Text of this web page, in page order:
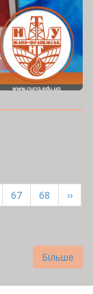
Page
67 Page
68
››
Більше